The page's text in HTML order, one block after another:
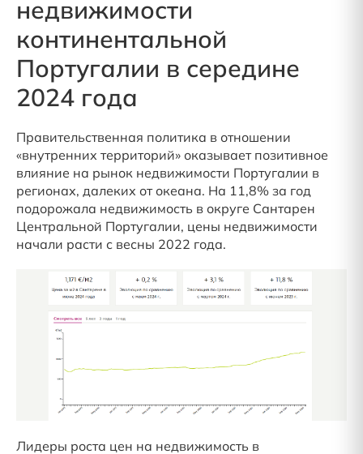
недвижимости
континентальной
Португалии в середине
2024 года
Правительственная политика в отношении
«внутренних территорий» оказывает позитивное
влияние на рынок недвижимости Португалии в
регионах, далеких от океана. На 11,8% за год
подорожала недвижимость в округе Сантарен
Центральной Португалии, цены недвижимости
начали расти с весны 2022 года.
Лидеры роста цен на недвижимость в